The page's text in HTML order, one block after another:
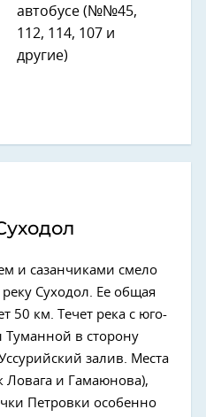
автобусе (№№45,
112, 114, 107 и
другие)
и сазанчиками смело
Суходол. Ее общая
50 км. Течет река с юго-
Туманной в сторону
залив. Места
Ловага и Гамаюнова),
Петровки особенно